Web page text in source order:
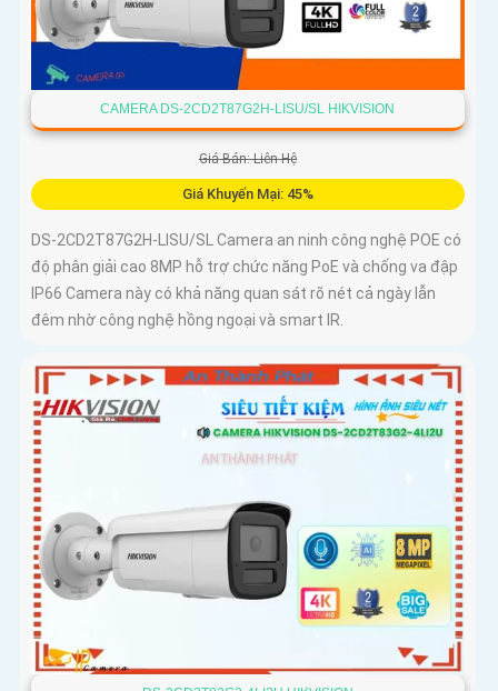
CAMERA DS-2CD2T87G2H-LISU/SL HIKVISION
Giá Bán: Liên Hệ
Giá Khuyến Mại: 45%
DS-2CD2T87G2H-LISU/SL Camera an ninh công nghệ POE có
độ phân giải cao 8MP hỗ trợ chức năng PoE và chống va đập
IP66 Camera này có khả năng quan sát rõ nét cả ngày lẫn
đêm nhờ công nghệ hồng ngoại và smart IR.